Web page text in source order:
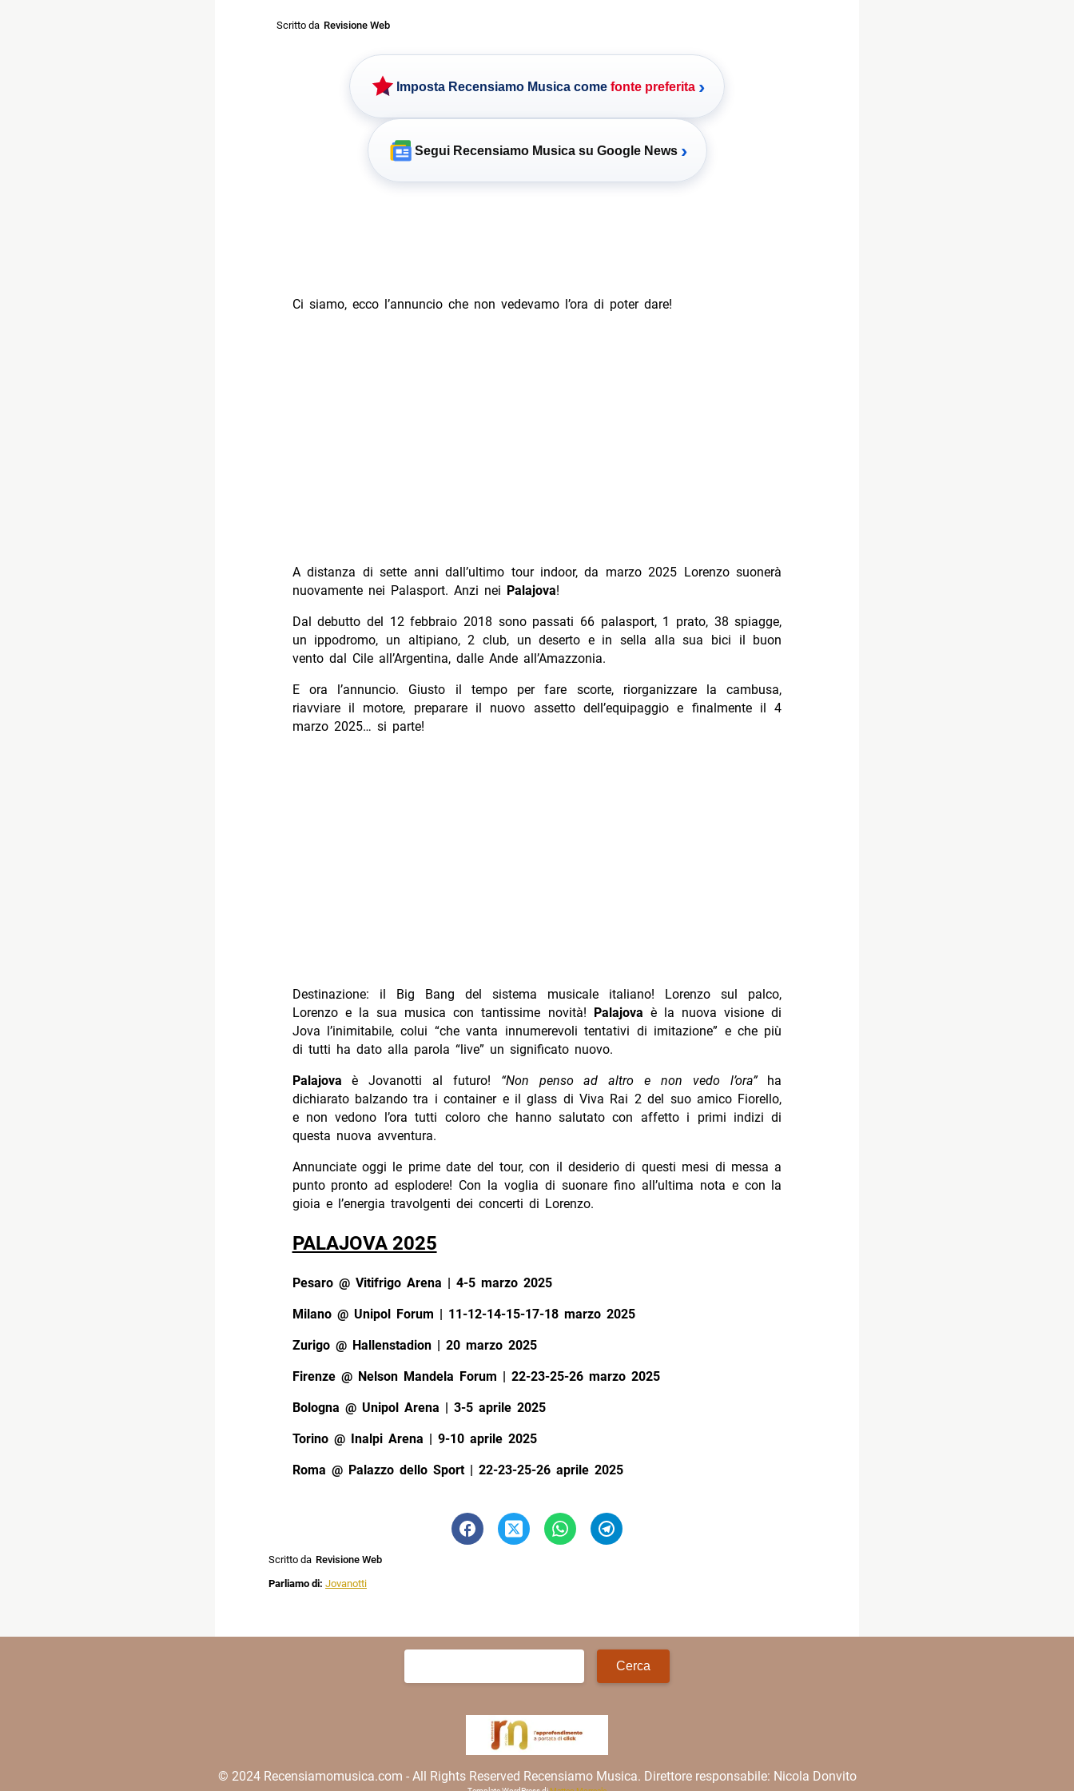
Scritto da Revisione Web
Imposta Recensiamo Musica come fonte preferita ›
Segui Recensiamo Musica su Google News ›
Ci siamo, ecco l’annuncio che non vedevamo l’ora di poter dare!
A distanza di sette anni dall’ultimo tour indoor, da marzo 2025 Lorenzo suonerà
nuovamente nei Palasport. Anzi nei Palajova!
Dal debutto del 12 febbraio 2018 sono passati 66 palasport, 1 prato, 38 spiagge,
un ippodromo, un altipiano, 2 club, un deserto e in sella alla sua bici il buon
vento dal Cile all’Argentina, dalle Ande all’Amazzonia.
E ora l’annuncio. Giusto il tempo per fare scorte, riorganizzare la cambusa,
riavviare il motore, preparare il nuovo assetto dell’equipaggio e finalmente il 4
marzo 2025… si parte!
Destinazione: il Big Bang del sistema musicale italiano! Lorenzo sul palco,
Lorenzo e la sua musica con tantissime novità!
Palajova è la nuova visione di
Jova l’inimitabile, colui “che vanta innumerevoli tentativi di imitazione” e che più
di tutti ha dato alla parola “live” un significato nuovo.
Palajovaè Jovanotti al futuro! “Non penso ad altro e non vedo l’ora”ha
dichiarato balzando tra i container e il glass di Viva Rai 2 del suo amico Fiorello,
e non vedono l’ora tutti coloro che hanno salutato con affetto i primi indizi di
questa nuova avventura.
Annunciate oggi le prime date del tour, con il desiderio di questi mesi di messa a
punto pronto ad esplodere! Con la voglia di suonare fino all’ultima nota e con la
gioia e l’energia travolgenti dei concerti di Lorenzo.
PALAJOVA 2025
Pesaro @ Vitifrigo Arena | 4-5 marzo 2025
Milano @ Unipol Forum | 11-12-14-15-17-18 marzo 2025
Zurigo @ Hallenstadion | 20 marzo 2025
Firenze @ Nelson Mandela Forum | 22-23-25-26 marzo 2025
Bologna @ Unipol Arena | 3-5 aprile 2025
Torino @ Inalpi Arena | 9-10 aprile 2025
Roma @ Palazzo dello Sport | 22-23-25-26 aprile 2025
Scritto da Revisione Web
Parliamo di: Jovanotti
Ricerca
© 2024 Recensiamomusica.com - All Rights Reserved Recensiamo Musica. Direttore responsabile: Nicola Donvito